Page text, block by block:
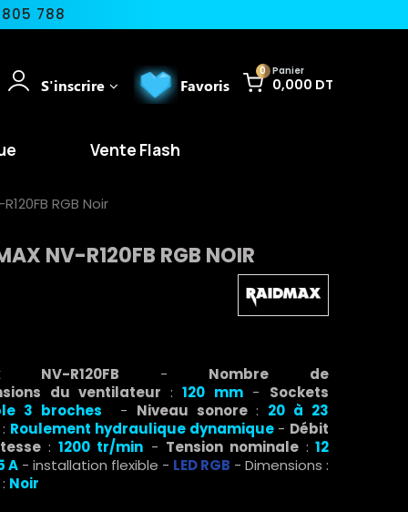
788
0 Panier
0,000 DT
Favoris
S'inscrire
Vente Flash
RGB Noir
NV-R120FB RGB NOIR
NV-R120FB - Nombre de
du ventilateur: 120 mm - Sockets
3 broches
- Niveau sonore : 20 à 23
: Roulement hydraulique dynamique- Débit
: 1200 tr/min - Tension nominale : 12
A - installation flexible - LED RGB - Dimensions :
: Noir